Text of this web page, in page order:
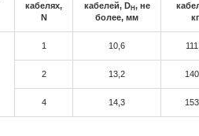
кабелях,
N
кабелей, DH, не
более, мм
кг
1 10,6
2 13,2
4 14,3